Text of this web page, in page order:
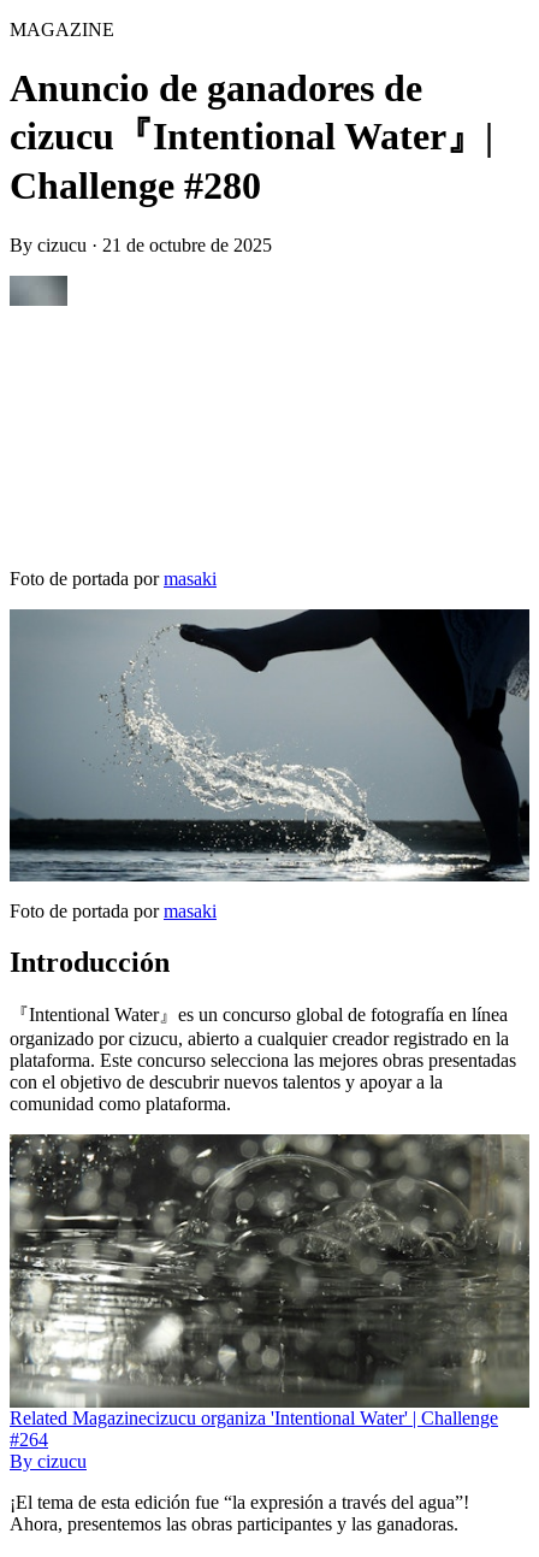
MAGAZINE
Anuncio de ganadores de
cizucu『Intentional Water』|
Challenge #280
By cizucu · 21 de octubre de 2025
Foto de portada pormasaki
Foto de portada pormasaki
Introducción
『Intentional Water』es un concurso global de fotografía en línea
organizado por cizucu, abierto a cualquier creador registrado en la
plataforma. Este concurso selecciona las mejores obras presentadas
con el objetivo de descubrir nuevos talentos y apoyar a la
comunidad como plataforma.
Related Magazinecizucu organiza 'Intentional Water' | Challenge
#264
By cizucu
¡El tema de esta edición fue “la expresión a través del agua”!
Ahora, presentemos las obras participantes y las ganadoras.